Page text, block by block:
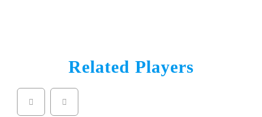
Related Players